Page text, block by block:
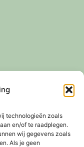
technologieën zoals
en/of te raadplegen.
wij gegevens zoals
Als je geen